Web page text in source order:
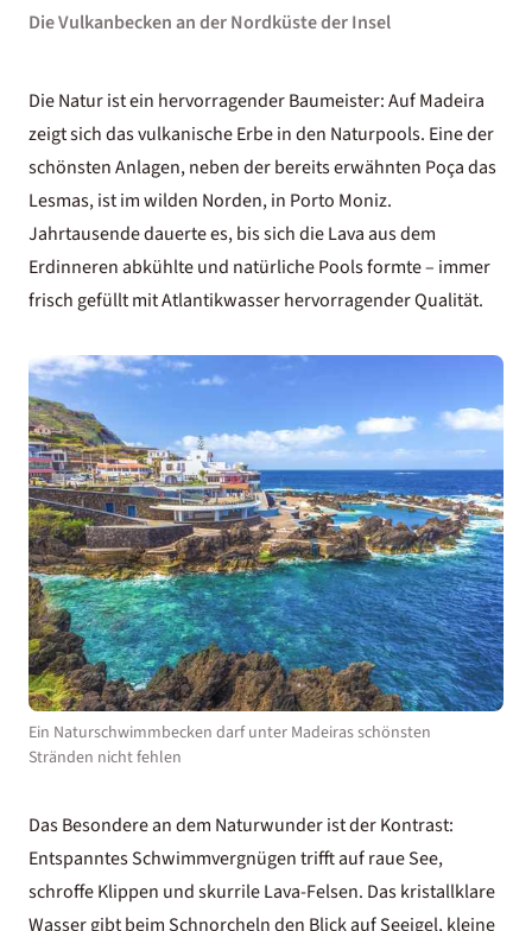
Die Vulkanbecken an der Nordküste der Insel
Die Natur ist ein hervorragender Baumeister: Auf Madeira
zeigt sich das vulkanische Erbe in den Naturpools. Eine der
schönsten Anlagen, neben der bereits erwähnten Poça das
Lesmas, ist im wilden Norden, in Porto Moniz.
Jahrtausende dauerte es, bis sich die Lava aus dem
Erdinneren abkühlte und natürliche Pools formte – immer
frisch gefüllt mit Atlantikwasser hervorragender Qualität.
Ein Naturschwimmbecken darf unter Madeiras schönsten
Stränden nicht fehlen
Das Besondere an dem Naturwunder ist der Kontrast:
Entspanntes Schwimmvergnügen trifft auf raue See,
schroffe Klippen und skurrile Lava-Felsen. Das kristallklare
Wasser gibt beim Schnorcheln den Blick auf Seeigel, kleine